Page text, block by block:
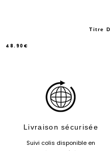
Titre
48.90€
Livraison sécurisée
Suivi colis disponible en